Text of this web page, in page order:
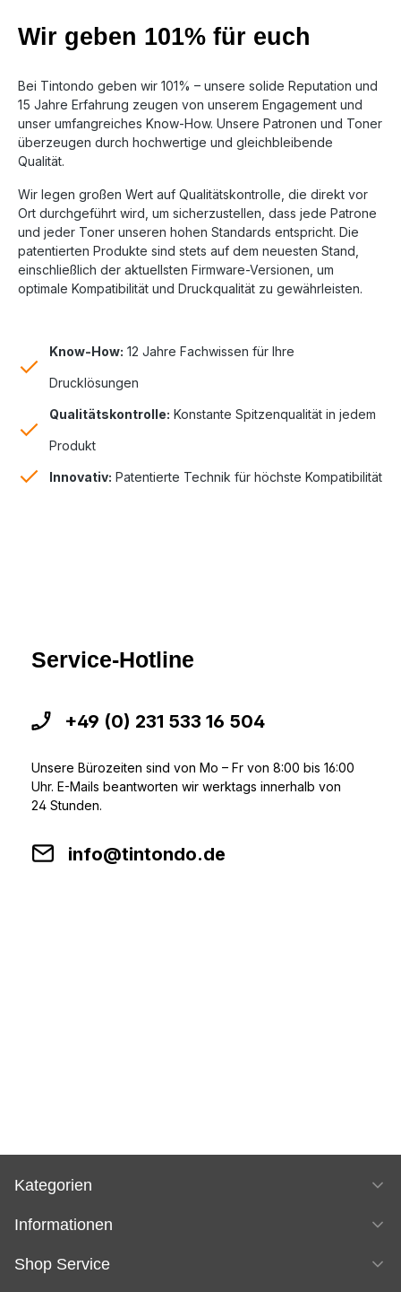
Wir geben 101% für euch
Bei Tintondo geben wir 101% – unsere solide Reputation und
15 Jahre Erfahrung zeugen von unserem Engagement und
unser umfangreiches Know-How. Unsere Patronen und Toner
überzeugen durch hochwertige und gleichbleibende
Qualität.
Wir legen großen Wert auf Qualitätskontrolle, die direkt vor
Ort durchgeführt wird, um sicherzustellen, dass jede Patrone
und jeder Toner unseren hohen Standards entspricht. Die
patentierten Produkte sind stets auf dem neuesten Stand,
einschließlich der aktuellsten Firmware-Versionen, um
optimale Kompatibilität und Druckqualität zu gewährleisten.
Know-How: 12 Jahre Fachwissen für Ihre
Drucklösungen
Qualitätskontrolle: Konstante Spitzenqualität in jedem
Produkt
Innovativ: Patentierte Technik für höchste Kompatibilität
Service-Hotline
+49 (0) 231 533 16 504
Unsere Bürozeiten sind von Mo – Fr von 8:00 bis 16:00
Uhr. E-Mails beantworten wir werktags innerhalb von
24 Stunden.
info@tintondo.de
Kategorien
Informationen
Shop Service